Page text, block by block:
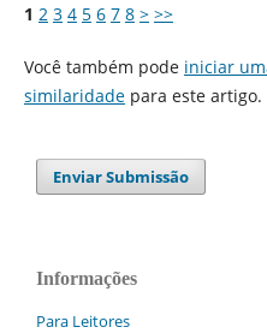
1 2 3 4 5 6 7 8 > >>
Você também pode iniciar
similaridadepara este artigo.
Enviar Submissão
Informações
Para Leitores